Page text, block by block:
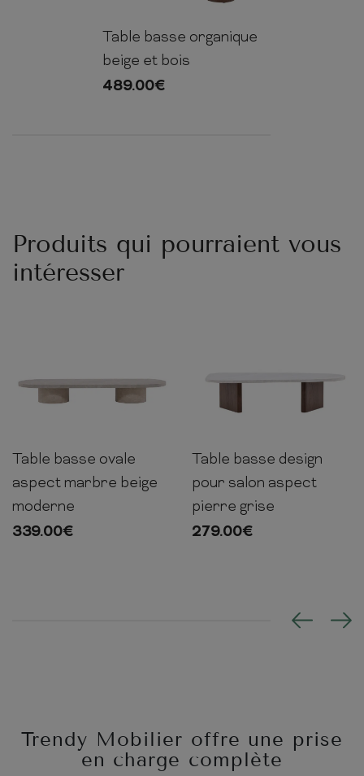
40cm 130cm 78cm
Table basse organique
beige et bois
489.00€
Produits qui pourraient vous
intéresser
25cm 190cm
Table basse ovale
aspect marbre beige
moderne
339.00€
32cm 130cm 65cm
Table basse design
pour salon aspect
pierre grise
279.00€
Trendy Mobilier offre une prise
en charge complète